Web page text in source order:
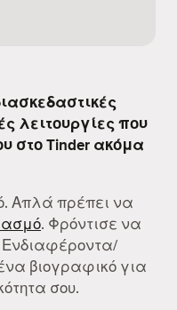
λειτουργίες που
στο Tinder ακόμα
Απλά πρέπει να
. Φρόντισε να
Ενδιαφέροντα/
βιογραφικό για
σου.